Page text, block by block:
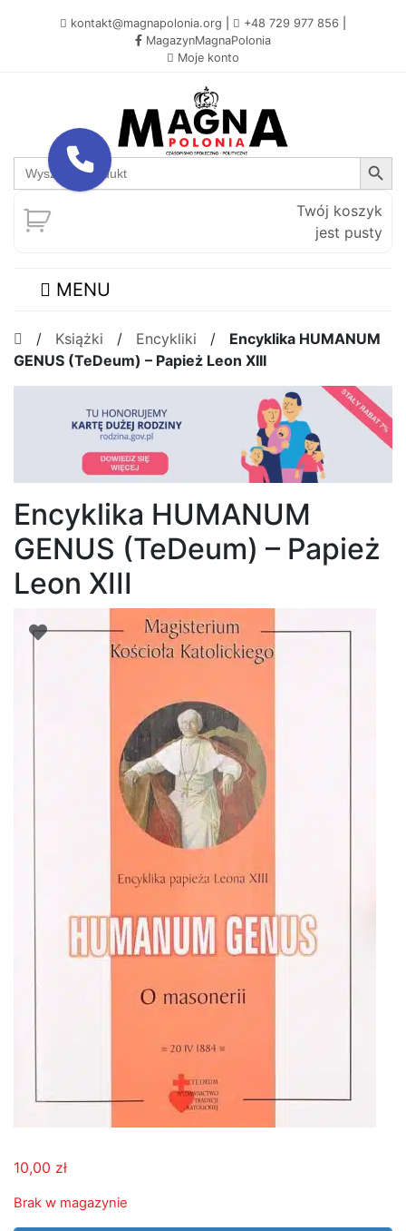
kontakt@magnapolonia.org +48 729 977 856
MagazynMagnaPolonia
Moje konto
Search
for:
Search Button
Twój koszyk
jest pusty
MENU
/ Książki / Encykliki / Encyklika HUMANUM
GENUS (TeDeum) – Papież Leon XIII
Encyklika HUMANUM
GENUS (TeDeum) – Papież
Leon XIII
10,00 zł
Brak w magazynie